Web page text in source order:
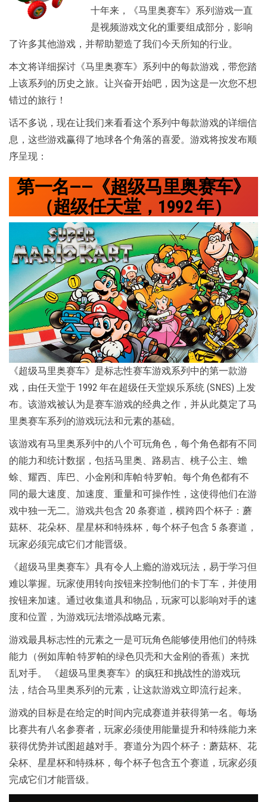
十年来，《马里奥赛车》系列游戏一直
是视频游戏文化的重要组成部分，影响
了许多其他游戏，并帮助塑造了我们今天所知的行业。
本文将详细探讨《马里奥赛车》系列中的每款游戏，带您踏
上该系列的历史之旅。让兴奋开始吧，因为这是一次您不想
错过的旅行！
话不多说，现在让我们来看看这个系列中每款游戏的详细信
息，这些游戏赢得了地球各个角落的喜爱。游戏将按发布顺
序呈现：
第一名——《超级马里奥赛车》
（超级任天堂，1992 年）
《超级马里奥赛车》是标志性赛车游戏系列中的第一款游
戏，由任天堂于 1992 年在超级任天堂娱乐系统 (SNES) 上发
布。该游戏被认为是赛车游戏的经典之作，并从此奠定了马
里奥赛车系列的游戏玩法和元素的基础。
该游戏有马里奥系列中的八个可玩角色，每个角色都有不同
的能力和统计数据，包括马里奥、路易吉、桃子公主、蟾
蜍、耀西、库巴、小金刚和库帕·特罗帕。每个角色都有不
同的最大速度、加速度、重量和可操作性，这使得他们在游
戏中独一无二。游戏共包含 20 条赛道，横跨四个杯子：蘑
菇杯、花朵杯、星星杯和特殊杯，每个杯子包含 5 条赛道，
玩家必须完成它们才能晋级。
《超级马里奥赛车》具有令人上瘾的游戏玩法，易于学习但
难以掌握。玩家使用转向按钮来控制他们的卡丁车，并使用
按钮来加速。通过收集道具和物品，玩家可以影响对手的速
度和位置，为游戏玩法增添战略元素。
游戏最具标志性的元素之一是可玩角色能够使用他们的特殊
能力（例如库帕·特罗帕的绿色贝壳和大金刚的香蕉）来扰
乱对手。 《超级马里奥赛车》的疯狂和挑战性的游戏玩
法，结合马里奥系列的元素，让这款游戏立即流行起来。
游戏的目标是在给定的时间内完成赛道并获得第一名。每场
比赛共有八名参赛者，玩家必须使用能量提升和特殊能力来
获得优势并试图超越对手。赛道分为四个杯子：蘑菇杯、花
朵杯、星星杯和特殊杯，每个杯子包含五个赛道，玩家必须
完成它们才能晋级。